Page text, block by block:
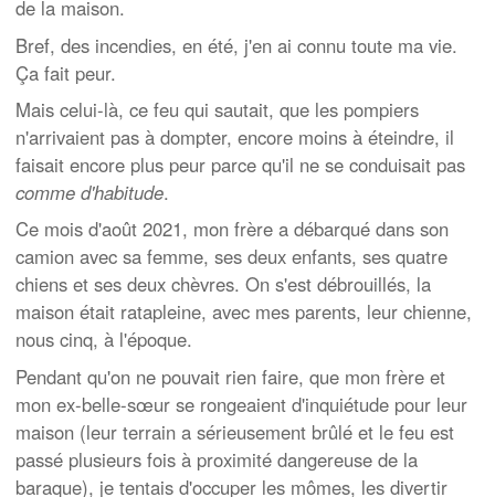
de la maison.
Bref, des incendies, en été, j'en ai connu toute ma vie.
Ça fait peur.
Mais celui-là, ce feu qui sautait, que les pompiers
n'arrivaient pas à dompter, encore moins à éteindre, il
faisait encore plus peur parce qu'il ne se conduisait pas
comme d'habitude.
Ce mois d'août 2021, mon frère a débarqué dans son
camion avec sa femme, ses deux enfants, ses quatre
chiens et ses deux chèvres. On s'est débrouillés, la
maison était ratapleine, avec mes parents, leur chienne,
nous cinq, à l'époque.
Pendant qu'on ne pouvait rien faire, que mon frère et
mon ex-belle-sœur se rongeaient d'inquiétude pour leur
maison (leur terrain a sérieusement brûlé et le feu est
passé plusieurs fois à proximité dangereuse de la
baraque), je tentais d'occuper les mômes, les divertir